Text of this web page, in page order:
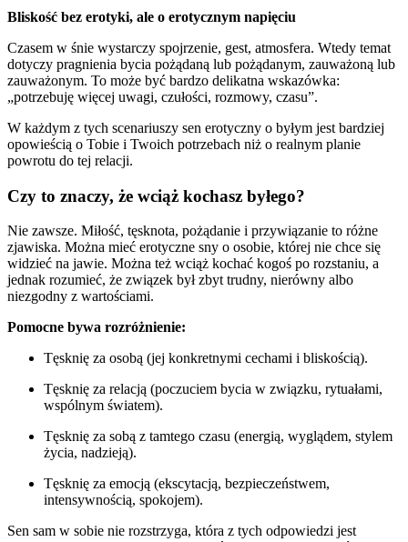
Bliskość bez erotyki, ale o erotycznym napięciu
Czasem w śnie wystarczy spojrzenie, gest, atmosfera. Wtedy temat
dotyczy pragnienia bycia pożądaną lub pożądanym, zauważoną lub
zauważonym. To może być bardzo delikatna wskazówka:
„potrzebuję więcej uwagi, czułości, rozmowy, czasu”.
W każdym z tych scenariuszy sen erotyczny o byłym jest bardziej
opowieścią o Tobie i Twoich potrzebach niż o realnym planie
powrotu do tej relacji.
Czy to znaczy, że wciąż kochasz byłego?
Nie zawsze. Miłość, tęsknota, pożądanie i przywiązanie to różne
zjawiska. Można mieć erotyczne sny o osobie, której nie chce się
widzieć na jawie. Można też wciąż kochać kogoś po rozstaniu, a
jednak rozumieć, że związek był zbyt trudny, nierówny albo
niezgodny z wartościami.
Pomocne bywa rozróżnienie:
Tęsknię za osobą (jej konkretnymi cechami i bliskością).
Tęsknię za relacją (poczuciem bycia w związku, rytuałami,
wspólnym światem).
Tęsknię za sobą z tamtego czasu (energią, wyglądem, stylem
życia, nadzieją).
Tęsknię za emocją (ekscytacją, bezpieczeństwem,
intensywnością, spokojem).
Sen sam w sobie nie rozstrzyga, która z tych odpowiedzi jest